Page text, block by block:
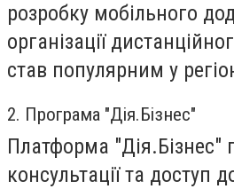
розробку мобільного
організації
став популярним у
2. Програма "Дія.Бізнес"
Платформа "Дія.Бізнес"
консультації та доступ